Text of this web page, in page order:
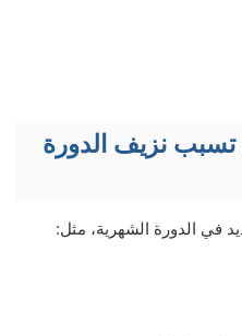
نزيف الدورة
في الدورة الشهرية، مثل: